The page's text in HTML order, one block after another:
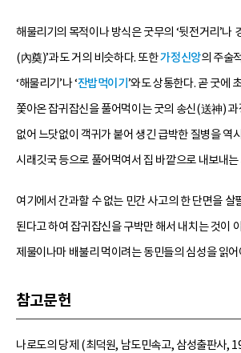
해물리기의 목적이나 방식은 굿무의 ‘뒷전거리’나
(內奠)’과도 거의 비슷하다. 또한가정신앙의 주술
‘해물리기’나 ‘잔밥먹이기 ’와도 상통한다. 곧 굿에
쫓아온 잡귀잡신을 풀어먹이는 굿의 송신(送神)
없어 느닷없이 객귀가 붙어 생긴 급박한 질병을 역
시래깃국 등으로 풀어먹여서 집 바깥으로 내보내는
여기에서 간과할 수 없는 민간 사고의 한 단면을 살
된다고 하여 잡귀잡신을 구박만 해서 내치는 것이
제물이나마 배불리 먹이려는 동민들의 심성을 읽어
참고문헌
나로도의 당제 (최덕원, 남도민속고, 삼성출판사,